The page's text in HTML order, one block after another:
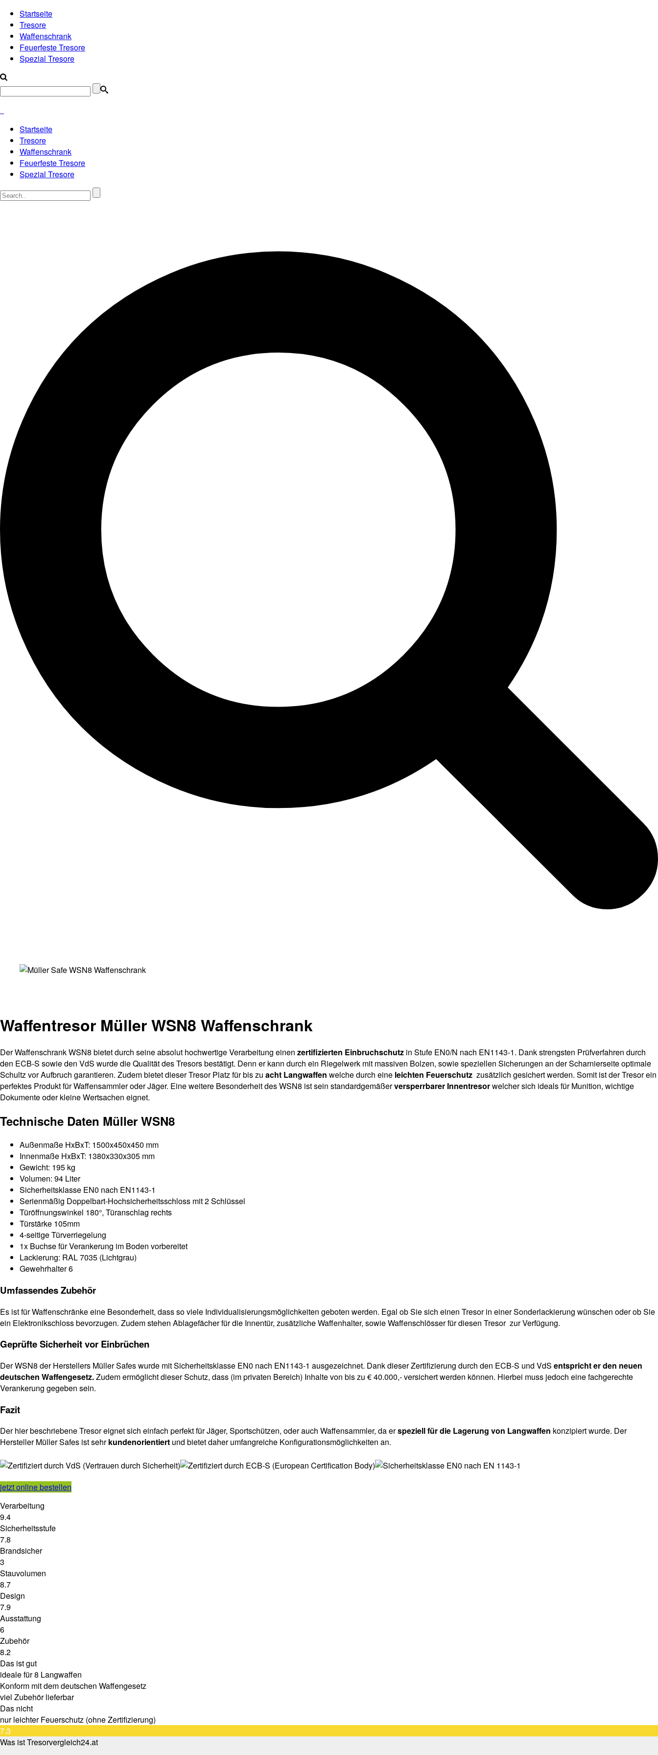
Startseite
Tresore
Waffenschrank
Feuerfeste Tresore
Spezial Tresore
Startseite
Tresore
Waffenschrank
Feuerfeste Tresore
Spezial Tresore
Waffentresor Müller WSN8 Waffenschrank
Der Waffenschrank WSN8 bietet durch seine absolut hochwertige Verarbeitung einen zertifizierten Einbruchschutz in Stufe EN0/N nach EN1143-1. Dank strengsten Prüfverfahren durch
den ECB-S sowie den VdS wurde die Qualität des Tresors bestätigt. Denn er kann durch ein Riegelwerk mit massiven Bolzen, sowie speziellen Sicherungen an der Scharnierseite optimale
Schultz vor Aufbruch garantieren. Zudem bietet dieser Tresor Platz für bis zu acht Langwaffen welche durch eine leichten Feuerschutz zusätzlich gesichert werden. Somit ist der Tresor ein
perfektes Produkt für Waffensammler oder Jäger. Eine weitere Besonderheit des WSN8 ist sein standardgemäßerversperrbarer Innentresorwelcher sich ideals für Munition, wichtige
Dokumente oder kleine Wertsachen eignet.
Technische Daten Müller WSN8
Außenmaße HxBxT: 1500x450x450 mm
Innenmaße HxBxT: 1380x330x305 mm
Gewicht: 195 kg
Volumen: 94 Liter
Sicherheitsklasse EN0 nach EN1143-1
Serienmäßig Doppelbart-Hochsicherheitsschloss mit 2 Schlüssel
Türöffnungswinkel 180°, Türanschlag rechts
Türstärke 105mm
4-seitige Türverriegelung
1x Buchse für Verankerung im Boden vorbereitet
Lackierung: RAL 7035 (Lichtgrau)
Gewehrhalter 6
Umfassendes Zubehör
Es ist für Waffenschränke eine Besonderheit, dass so viele Individualisierungsmöglichkeiten geboten werden. Egal ob Sie sich einen Tresor in einer Sonderlackierung wünschen oder ob Sie
ein Elektronikschloss bevorzugen. Zudem stehen Ablagefächer für die Innentür, zusätzliche Waffenhalter, sowie Waffenschlösser für diesen Tresor zur Verfügung.
Geprüfte Sicherheit vor Einbrüchen
Der WSN8 der Herstellers Müller Safes wurde mit Sicherheitsklasse EN0 nach EN1143-1 ausgezeichnet. Dank dieser Zertifizierung durch den ECB-S und VdS entspricht er den neuen
deutschen Waffengesetz.Zudem ermöglicht dieser Schutz, dass (im privaten Bereich) Inhalte von bis zu € 40.000,- versichert werden können. Hierbei muss jedoch eine fachgerechte
Verankerung gegeben sein.
Fazit
Der hier beschriebene Tresor eignet sich einfach perfekt für Jäger, Sportschützen, oder auch Waffensammler, da erspeziell für die Lagerung von Langwaffen konzipiert wurde. Der
Hersteller Müller Safes ist sehrkundenorientiert und bietet daher umfangreiche Konfigurationsmöglichkeiten an.
jetzt online bestellen
Verarbeitung
9.4
Sicherheitsstufe
7.8
Brandsicher
3
Stauvolumen
8.7
Design
7.9
Ausstattung
6
Zubehör
8.2
Das ist gut
ideale für 8 Langwaffen
Konform mit dem deutschen Waffengesetz
viel Zubehör lieferbar
Das nicht
nur leichter Feuerschutz (ohne Zertifizierung)
7.3
Was ist Tresorvergleich24.at